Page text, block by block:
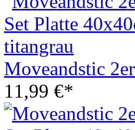
Moveandstic
11,99 €*